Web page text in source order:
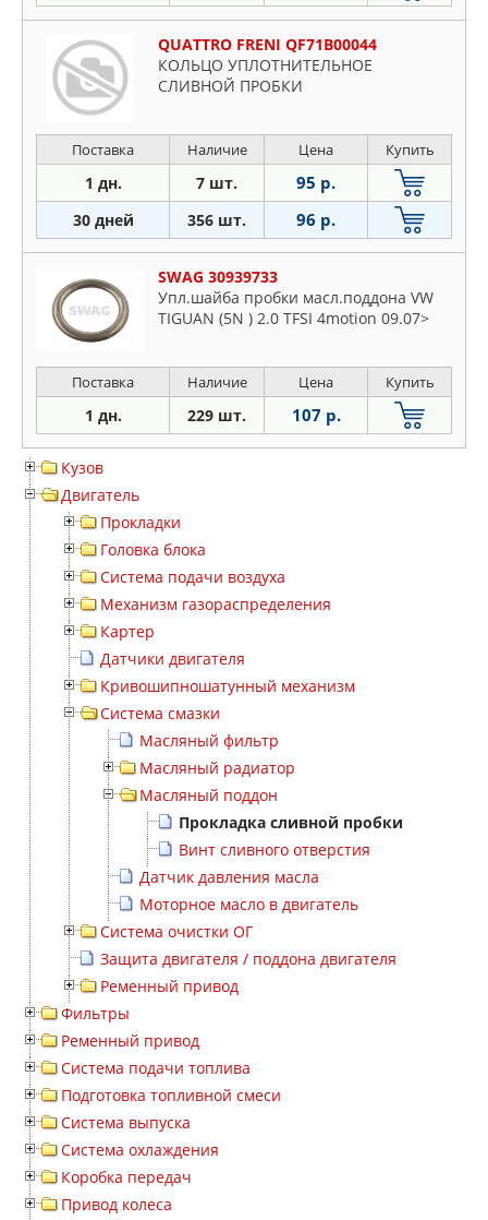
QUATTRO FRENI QF71B00044
КОЛЬЦО УПЛОТНИТЕЛЬНОЕ
СЛИВНОЙ ПРОБКИ
Поставка Наличие Цена Купить
1 дн. 7 шт. 95 р.
30 дней 356 шт. 96 р.
SWAG 30939733
Упл.шайба пробки масл.поддона VW
TIGUAN (5N ) 2.0 TFSI 4motion 09.07>
Поставка Наличие Цена Купить
1 дн. 229 шт. 107 р.
Кузов
Двигатель
Прокладки
Головка блока
Система подачи воздуха
Механизм газораспределения
Картер
Датчики двигателя
Кривошипношатунный механизм
Система смазки
Масляный фильтр
Масляный радиатор
Масляный поддон
Прокладка сливной пробки
Винт сливного отверстия
Датчик давления масла
Моторное масло в двигатель
Система очистки ОГ
Защита двигателя / поддона двигателя
Ременный привод
Фильтры
Ременный привод
Система подачи топлива
Подготовка топливной смеси
Система выпуска
Система охлаждения
Коробка передач
Привод колеса